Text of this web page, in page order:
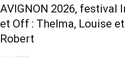
AVIGNON 2026, festival
et Off : Thelma, Louise
Robert